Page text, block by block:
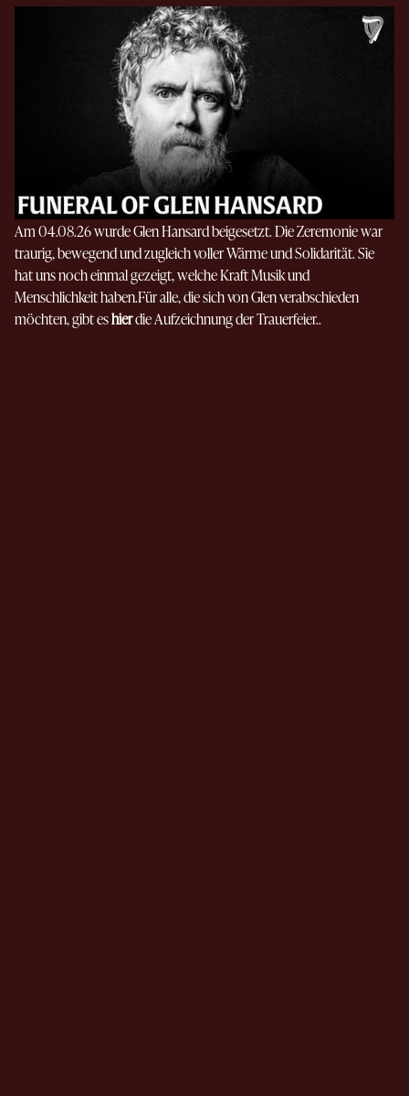
Am 04.08.26 wurde Glen Hansard beigesetzt. Die Zeremonie war
traurig, bewegend und zugleich voller Wärme und Solidarität. Sie
hat uns noch einmal gezeigt, welche Kraft Musik und
Menschlichkeit haben.Für alle, die sich von Glen verabschieden
möchten, gibt eshierdie Aufzeichnung der Trauerfeier..